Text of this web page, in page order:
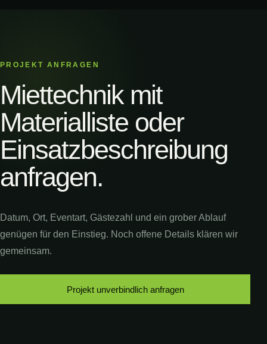
PROJEKT ANFRAGEN
Miettechnik mit
Materialliste oder
Einsatzbeschreibung
anfragen.
Datum, Ort, Eventart, Gästezahl und ein grober Ablauf
genügen für den Einstieg. Noch offene Details klären wir
gemeinsam.
Projekt unverbindlich anfragen